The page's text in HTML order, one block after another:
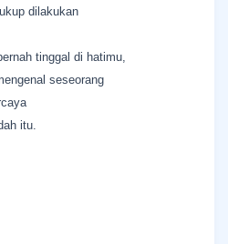
dilakukan
tinggal di hatimu,
seseorang
itu.